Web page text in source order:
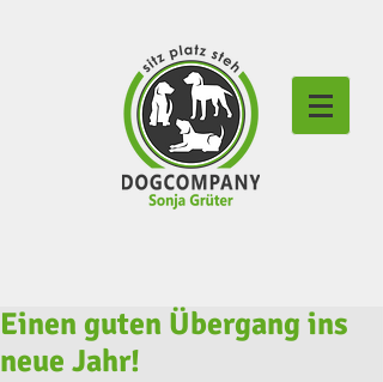
Einen guten Übergang ins
neue Jahr!